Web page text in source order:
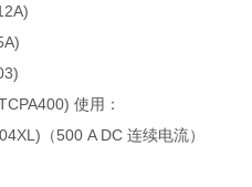
使用：
（500 A DC 连续电流）